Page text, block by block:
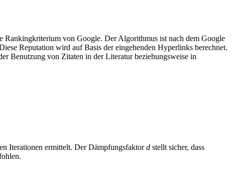
Rankingkriterium von Google. Der Algorithmus ist nach dem Google
Reputation wird auf Basis der eingehenden Hyperlinks berechnet.
Benutzung von Zitaten in der Literatur beziehungsweise in
Iterationen ermittelt. Der Dämpfungsfaktord stellt sicher, dass